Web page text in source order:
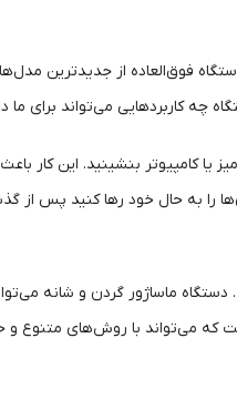
فوق‌العاده از جدیدترین
چه کاربردهایی می‌تواند برای ما
کامپیوتر بنشینید. این کار
آن‌ها را به حال خود رها کنید
دستگاه ماساژور گردن و شانه
که می‌تواند با روش‌های متنوع و